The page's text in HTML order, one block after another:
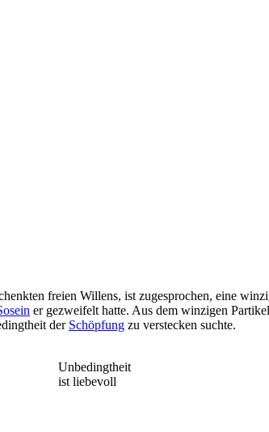
freien Willens, ist zugesprochen, eine
er gezweifelt hatte. Aus dem winzigen
der Schöpfung zu verstecken suchte.
Unbedingtheit
ist liebevoll